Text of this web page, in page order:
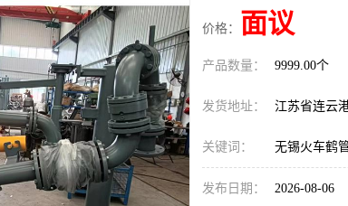
价格： 面议
产品数量： 9999.00个
发货地址： 江苏省连云
关键词： 无锡火车鹤
发布日期： 2026-08-06